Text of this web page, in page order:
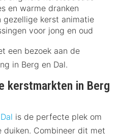
en warme dranken
gezellige kerst animatie
voor jong en oud
een bezoek aan de
in Berg en Dal.
kerstmarkten in Berg
is de perfecte plek om
Combineer dit met